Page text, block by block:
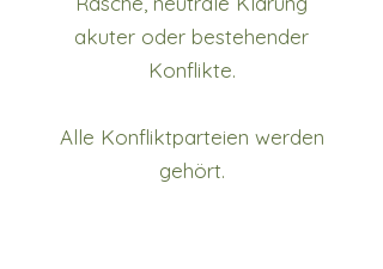
akuter oder bestehender
Konflikte.
Alle Konfliktparteien werden
gehört.